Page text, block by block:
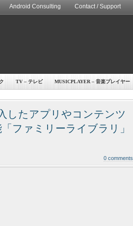
Android Consulting Contact / Support
TV – テレビ MUSICPLAYER – 音楽プレイヤー
したアプリやコンテンツ
ファミリーライブラリ」
0 comments